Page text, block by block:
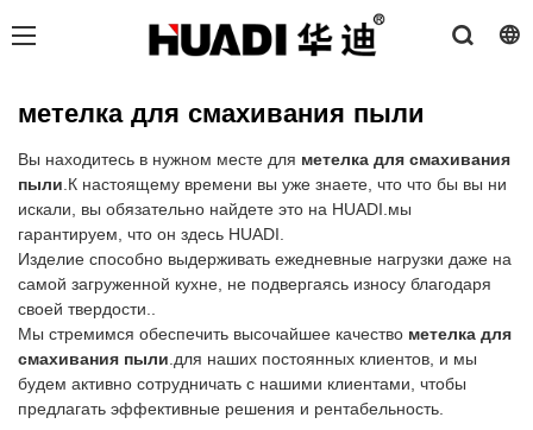
метелка для смахивания пыли
Вы находитесь в нужном месте для метелка для смахивания
пыли.К настоящему времени вы уже знаете, что что бы вы ни
искали, вы обязательно найдете это на HUADI.мы
гарантируем, что он здесь HUADI.
Изделие способно выдерживать ежедневные нагрузки даже на
самой загруженной кухне, не подвергаясь износу благодаря
своей твердости..
Мы стремимся обеспечить высочайшее качество метелка для
смахивания пыли.для наших постоянных клиентов, и мы
будем активно сотрудничать с нашими клиентами, чтобы
предлагать эффективные решения и рентабельность.